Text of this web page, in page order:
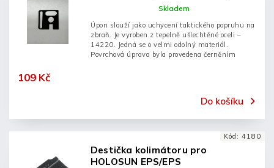
Skladem
109 Kč
Do košíku
Úpon slouží jako uchycení taktického popruhu na
zbraň. Je vyroben z tepelně ušlechtěné oceli –
14220. Jedná se o velmi odolný materiál.
Povrchová úprava byla provedena černěním
Destička kolimátoru pro
HOLOSUN EPS/EPS
Kód: 4180